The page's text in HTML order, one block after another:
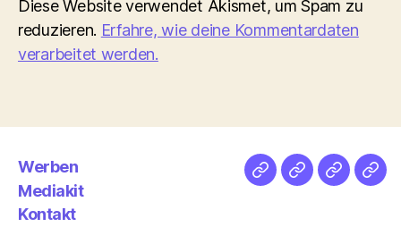
Diese Website verwendet Akismet, um Spam zu
reduzieren. Erfahre, wie deine Kommentardaten
verarbeitet werden.
Werben
Mediakit
Kontakt
NetzMedien